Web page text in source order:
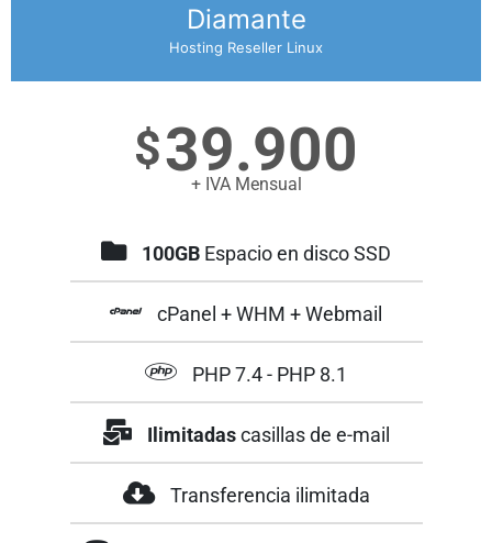
Diamante
Hosting Reseller Linux
$39.900
+ IVA Mensual
100GB Espacio en disco SSD
cPanel + WHM + Webmail
PHP 7.4 - PHP 8.1
Ilimitadascasillas de e-mail
Transferencia ilimitada